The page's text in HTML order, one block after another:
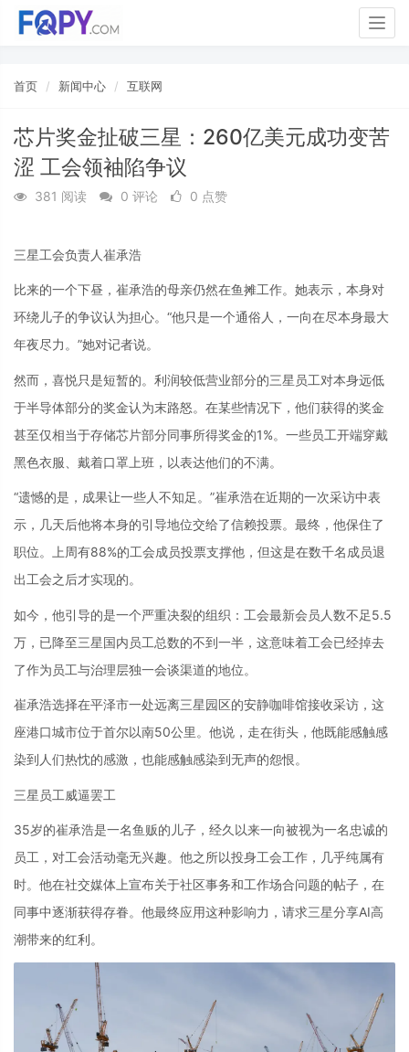
首页 新闻中心 互联网
芯片奖金扯破三星：260亿美元成功变苦
涩 工会领袖陷争议
381 阅读 0 评论 0 点赞
三星工会负责人崔承浩
比来的一个下昼，崔承浩的母亲仍然在鱼摊工作。她表示，本身对
环绕儿子的争议认为担心。“他只是一个通俗人，一向在尽本身最大
年夜尽力。”她对记者说。
然而，喜悦只是短暂的。利润较低营业部分的三星员工对本身远低
于半导体部分的奖金认为末路怒。在某些情况下，他们获得的奖金
甚至仅相当于存储芯片部分同事所得奖金的1%。一些员工开端穿戴
黑色衣服、戴着口罩上班，以表达他们的不满。
“遗憾的是，成果让一些人不知足。”崔承浩在近期的一次采访中表
示，几天后他将本身的引导地位交给了信赖投票。最终，他保住了
职位。上周有88%的工会成员投票支撑他，但这是在数千名成员退
出工会之后才实现的。
如今，他引导的是一个严重决裂的组织：工会最新会员人数不足5.5
万，已降至三星国内员工总数的不到一半，这意味着工会已经掉去
了作为员工与治理层独一会谈渠道的地位。
崔承浩选择在平泽市一处远离三星园区的安静咖啡馆接收采访，这
座港口城市位于首尔以南50公里。他说，走在街头，他既能感触感
染到人们热忱的感激，也能感触感染到无声的怨恨。
三星员工威逼罢工
35岁的崔承浩是一名鱼贩的儿子，经久以来一向被视为一名忠诚的
员工，对工会活动毫无兴趣。他之所以投身工会工作，几乎纯属有
时。他在社交媒体上宣布关于社区事务和工作场合问题的帖子，在
同事中逐渐获得存眷。他最终应用这种影响力，请求三星分享AI高
潮带来的红利。